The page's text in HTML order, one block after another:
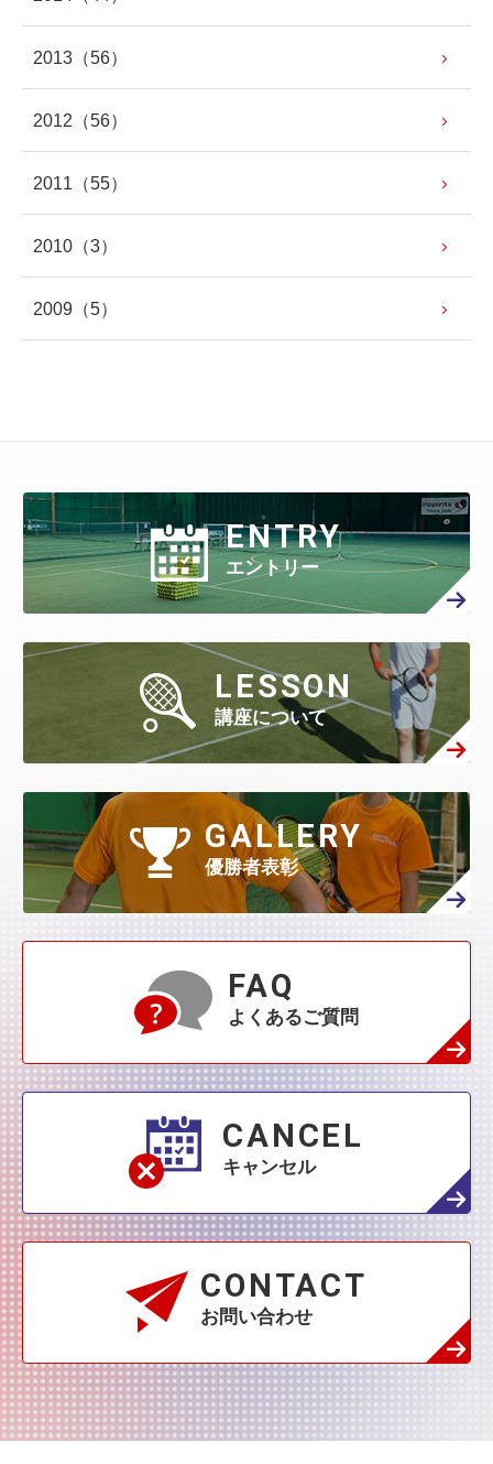
2013 （56）
2012 （56）
2011 （55）
2010 （3）
2009 （5）
ENTRY
エントリー
LESSON
講座について
GALLERY
優勝者表彰
FAQ
よくあるご質問
CANCEL
キャンセル
CONTACT
お問い合わせ